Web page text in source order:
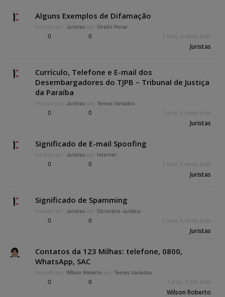
Alguns Exemplos de Difamação
Iniciado por: Juristas em: Direito Penal
0 0 2 anos, 4 meses atrás
Juristas
Currículo, Telefone e E-mail dos
Desembargadores do TJPB – Tribunal de Justiça
da Paraíba
Iniciado por: Juristas em: Temas Variados
0 0 2 anos, 5 meses atrás
Juristas
Significado de E-mail Spoofing
Iniciado por: Juristas em: Internet
0 0 2 anos, 5 meses atrás
Juristas
Significado de Spamming
Iniciado por: Juristas em: Dicionário Jurídico
0 0 2 anos, 6 meses atrás
Juristas
Contatos da 123 Milhas: telefone, 0800,
WhatsApp, SAC
Iniciado por: Wilson Roberto em: Temas Variados
0 0 3 anos, 1 mês atrás
Wilson Roberto